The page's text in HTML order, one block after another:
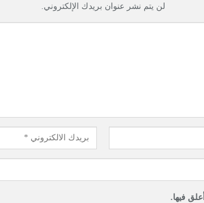
لن يتم نشر عنوان بريدك الإلكتروني.
فيها.